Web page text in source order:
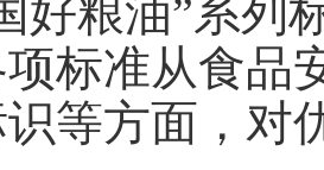
好粮油”系列
标准从食品
等方面，对